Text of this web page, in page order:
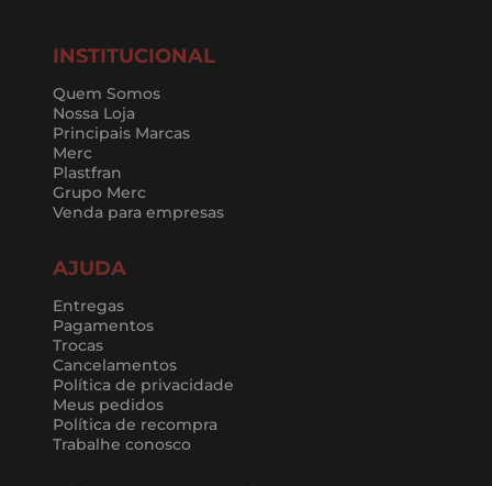
INSTITUCIONAL
Quem Somos
Nossa Loja
Principais Marcas
Merc
Plastfran
Grupo Merc
Venda para empresas
AJUDA
Entregas
Pagamentos
Trocas
Cancelamentos
Política de privacidade
Meus pedidos
Política de recompra
Trabalhe conosco